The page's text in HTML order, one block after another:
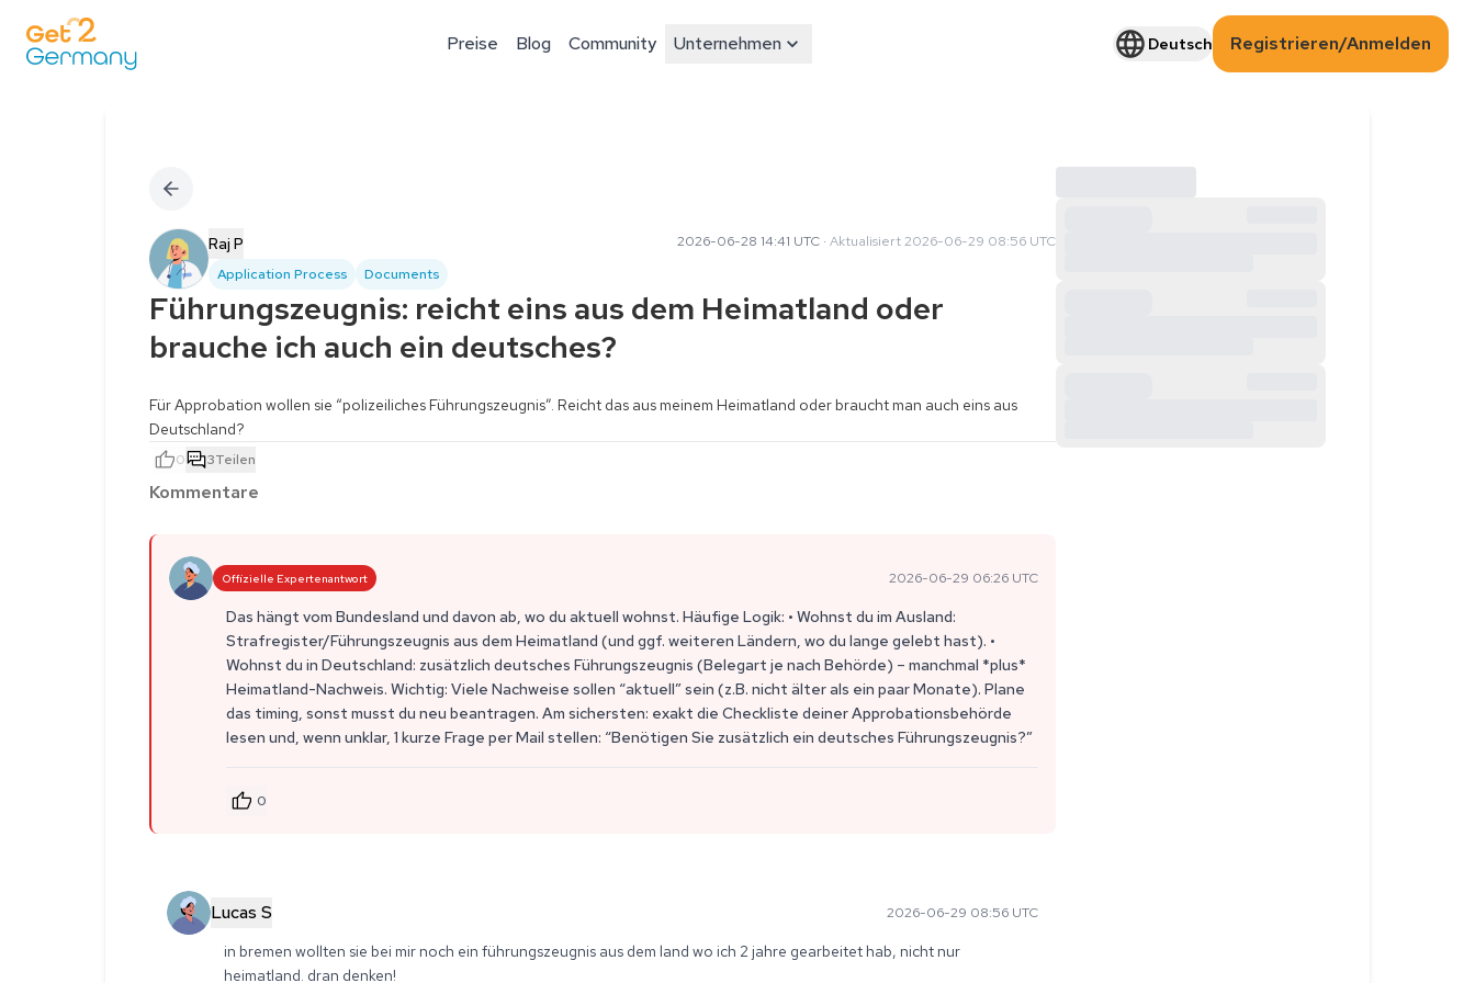
Preise Blog Community Unternehmen Deutsch Registrieren/Anmelden
Raj P
Application Process Documents
2026-06-28 14:41 UTC· Aktualisiert 2026-06-29 08:56 UTC
Führungszeugnis: reicht eins aus dem Heimatland oder
brauche ich auch ein deutsches?
Für Approbation wollen sie “polizeiliches Führungszeugnis”. Reicht das aus meinem Heimatland oder braucht man auch eins aus
Deutschland?
0 3Teilen
Kommentare
Offizielle Expertenantwort 2026-06-29 06:26 UTC
Das hängt vom Bundesland und davon ab, wo du aktuell wohnst. Häufige Logik: • Wohnst du im Ausland:
Strafregister/Führungszeugnis aus dem Heimatland (und ggf. weiteren Ländern, wo du lange gelebt hast). •
Wohnst du in Deutschland: zusätzlich deutsches Führungszeugnis (Belegart je nach Behörde) – manchmal *plus*
Heimatland-Nachweis. Wichtig: Viele Nachweise sollen “aktuell” sein (z.B. nicht älter als ein paar Monate). Plane
das timing, sonst musst du neu beantragen. Am sichersten: exakt die Checkliste deiner Approbationsbehörde
lesen und, wenn unklar, 1 kurze Frage per Mail stellen: “Benötigen Sie zusätzlich ein deutsches Führungszeugnis?”
0
Lucas S 2026-06-29 08:56 UTC
in bremen wollten sie bei mir noch ein führungszeugnis aus dem land wo ich 2 jahre gearbeitet hab, nicht nur
heimatland. dran denken!